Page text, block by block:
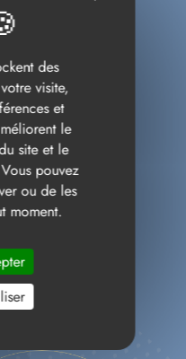
des
visite,
et
le
site et le
pouvez
ou de les
moment.